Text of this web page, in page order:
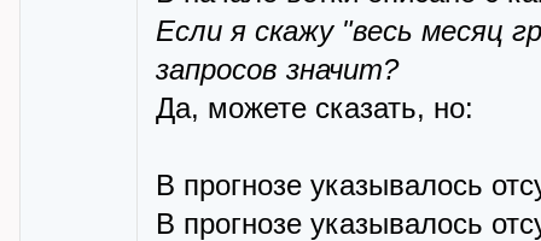
Если я скажу "весь месяц
запросов значит?
Да, можете сказать, но:
В прогнозе указывалось
В прогнозе указывалось